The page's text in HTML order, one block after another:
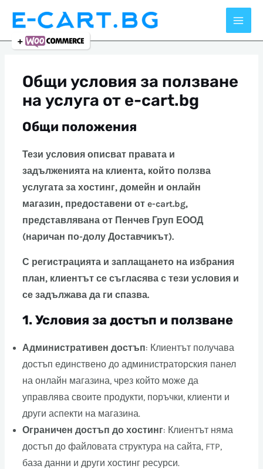
content
Общи условия за ползване
на услуга от e-cart.bg
Общи положения
Тези условия описват правата и
задълженията на клиента, който ползва
услугата за хостинг, домейн и онлайн
магазин, предоставени от e-cart.bg,
представлявана от Пенчев Груп ЕООД
(наричан по-долу Доставчикът).
С регистрацията и заплащането на избрания
план, клиентът се съгласява с тези условия и
се задължава да ги спазва.
1.Условия за достъп и ползване
Административен достъп: Клиентът получава
достъп единствено до администраторския панел
на онлайн магазина, чрез който може да
управлява своите продукти, поръчки, клиенти и
други аспекти на магазина.
Ограничен достъп до хостинг: Клиентът няма
достъп до файловата структура на сайта, FTP,
база данни и други хостинг ресурси.